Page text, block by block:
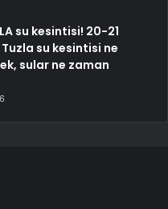
su kesintisi! 20-21
Tuzla su kesintisi ne
sular ne zaman